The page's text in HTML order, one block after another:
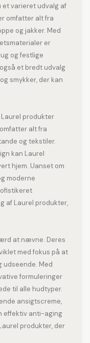
et varieret udvalg af
omfatter alt fra
og jakker. Med
er
og festlige
et bredt udvalg
smykker, der kan
produkter
alt fra
og tekstiler.
kan Laurel
hjem. Uanset om
moderne
af Laurel produkter,
at nævne. Deres
med fokus på at
udseende. Med
formuleringer
til alle hudtyper.
ansigtscreme,
effektiv anti-aging
produkter, der